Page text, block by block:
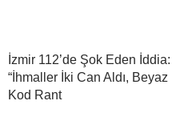
İzmir 112’de Şok Eden İddia:
“İhmaller İki Can Aldı, Beyaz
Kod Rant